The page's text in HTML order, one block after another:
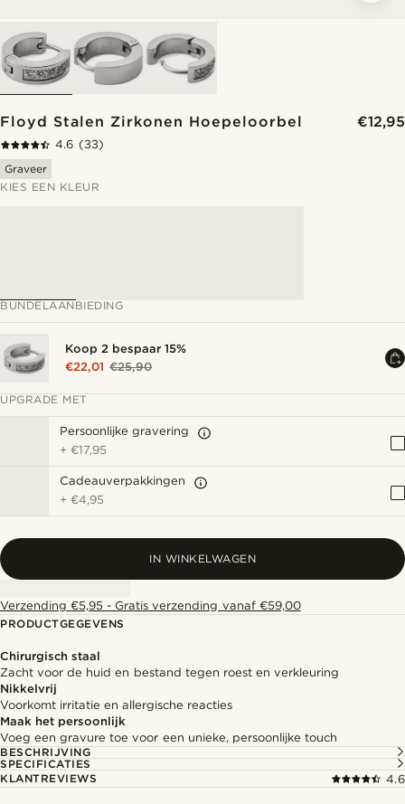
Floyd Stalen Zirkonen Hoepeloorbel €12,95
4.6 (33)
Graveer
KIES EEN KLEUR
BUNDELAANBIEDING
Koop 2 bespaar 15%
€22,01 €25,90
UPGRADE MET
Persoonlijke gravering
+€17,95
Cadeauverpakkingen
+€4,95
IN WINKELWAGEN
Verzending €5,95 - Gratis verzending vanaf €59,00
PRODUCTGEGEVENS
Chirurgisch staal
Zacht voor de huid en bestand tegen roest en verkleuring
Nikkelvrij
Voorkomt irritatie en allergische reacties
Maak het persoonlijk
Voeg een gravure toe voor een unieke, persoonlijke touch
BESCHRIJVING
SPECIFICATIES
KLANTREVIEWS
4.6